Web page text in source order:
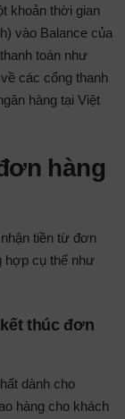
khoản thời gian
vào Balance của
toán như
các cổng thanh
hàng tại Việt
hàng
tiền từ đơn
hợp cụ thể như
thúc đơn
dành cho
hàng cho khách